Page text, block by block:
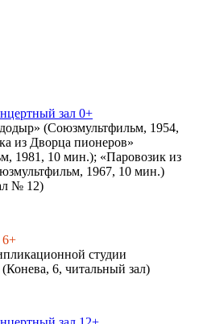
зал 0+
(Союзмультфильм, 1954,
из Дворца пионеров»
1981, 10 мин.); «Паровозик из
1967, 10 мин.)
№ 12)
студии
6, читальный зал)